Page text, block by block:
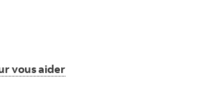
vous aiderNous sommes là pour